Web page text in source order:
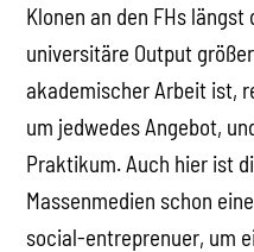
Klonen an den FHs
universitäre Output
akademischer Arbeit ist,
um jedwedes Angebot,
Praktikum. Auch hier ist
Massenmedien schon
social-entreprenuer, um